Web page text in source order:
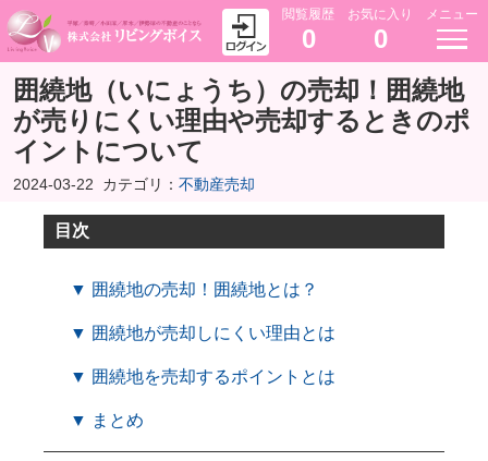
閲覧履歴
0
お気に入り
0
メニュー
囲繞地（いにょうち）の売却！囲繞地
が売りにくい理由や売却するときのポ
イントについて
2024-03-22 カテゴリ： 不動産売却
目次
▼ 囲繞地の売却！囲繞地とは？
▼ 囲繞地が売却しにくい理由とは
▼ 囲繞地を売却するポイントとは
▼ まとめ